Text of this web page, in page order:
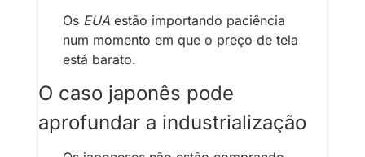
Os EUA estão importando paciência
num momento em que o preço de tela
está barato.
O caso japonês pode
aprofundar a industrialização